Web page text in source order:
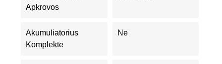
Apkrovos
Akumuliatorius
Komplekte
Ne